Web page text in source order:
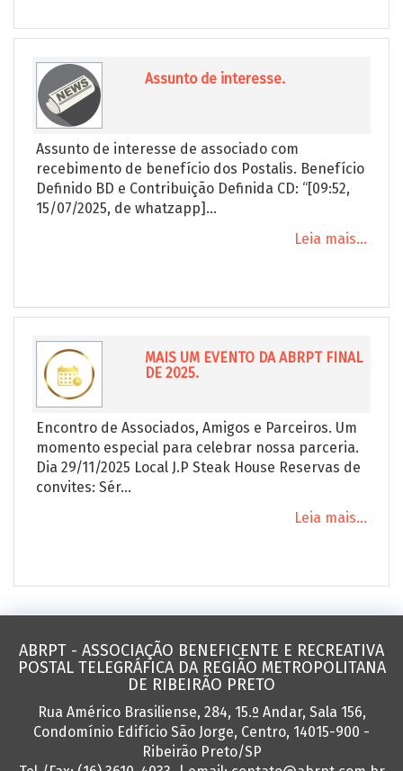
Assunto de interesse.
Assunto de interesse de associado com
recebimento de benefício dos Postalis. Benefício
Definido BD e Contribuição Definida CD: “[09:52,
15/07/2025, de whatzapp]...
Leia mais...
MAIS UM EVENTO DA ABRPT FINAL
DE 2025.
Encontro de Associados, Amigos e Parceiros. Um
momento especial para celebrar nossa parceria.
Dia 29/11/2025 Local J.P Steak House Reservas de
convites: Sér...
Leia mais...
ABRPT - ASSOCIAÇÃO BENEFICENTE E RECREATIVA
POSTAL TELEGRÁFICA DA REGIÃO METROPOLITANA
DE RIBEIRÃO PRETO
Rua Américo Brasiliense, 284, 15.º Andar, Sala 156,
Condomínio Edifício São Jorge, Centro, 14015-900 -
Ribeirão Preto/SP